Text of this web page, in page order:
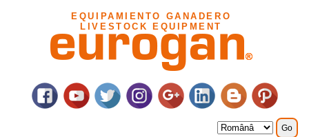
EQUIPAMIENTO GANADERO
LIVESTOCK EQUIPMENT